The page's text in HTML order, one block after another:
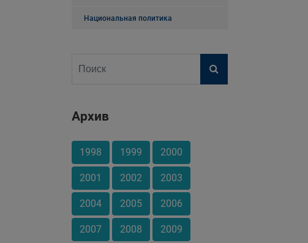
Национальная политика
Архив
1998 1999 2000
2001 2002 2003
2004 2005 2006
2007 2008 2009